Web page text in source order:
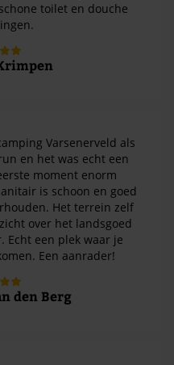
toilet en douche
Varsenerveld als
en het was echt een
moment enorm
is schoon en goed
Het terrein zelf
over het landsgoed
Echt een plek waar je
Een aanrader!
den Berg